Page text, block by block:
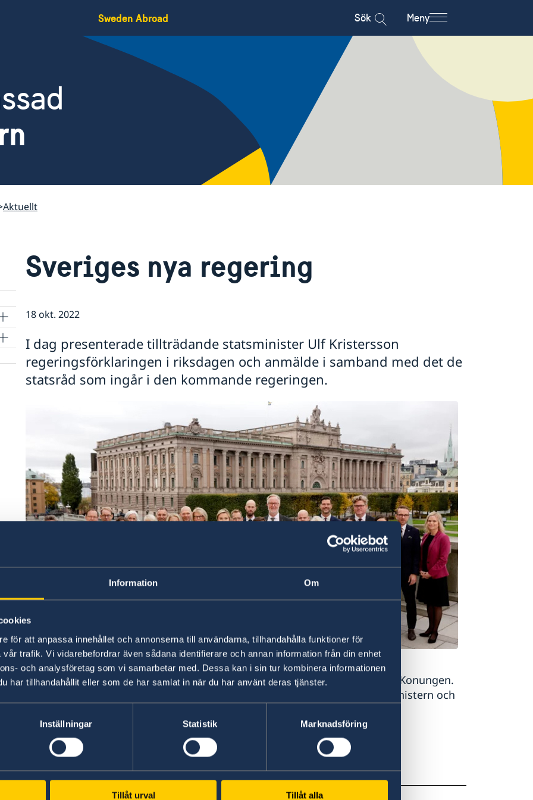
Information Om
för att anpassa innehållet och annonserna till användarna, tillhandahålla funktioner för
trafik. Vi vidarebefordrar även sådana identifierare och annan information från din enhet
och analysföretag som vi samarbetar med. Dessa kan i sin tur kombinera informationen
har tillhandahållit eller som de har samlat in när du har använt deras tjänster.
Inställningar Statistik Marknadsföring
Tillåt urval Tillåt alla
Sweden Abroad Sök Meny
Aktuellt
Sveriges nya regering
18 okt. 2022
I dag presenterade tillträdande statsminister Ulf Kristersson
regeringsförklaringen i riksdagen och anmälde i samband med det de
statsråd som ingår i den kommande regeringen.
Photo: Johannes Frandsen/Regeringskansliet
Regeringsskiftet äger rum vid en konselj på slottet under ledning av H.M. Konungen.
Konseljen inleddes klockan 13.00. Sveriges nya regering består av statsministern och
Pressmeddelande: Sveriges nya regering
Regeringsförklaringen